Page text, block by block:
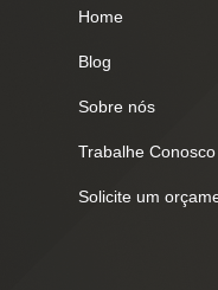
Home
Blog
Sobre nós
Trabalhe Conosco
Solicite um